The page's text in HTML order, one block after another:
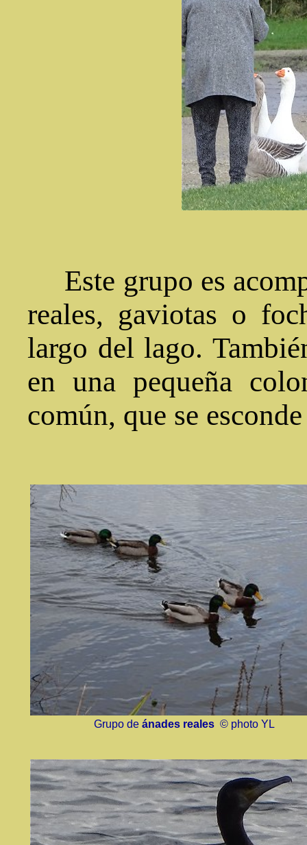
Este grupo es
reales, gaviotas o
largo del lago.
en una pequeña
común, que se
Grupo de ánades reales © photo YL